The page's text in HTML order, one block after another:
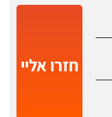
חזרו אליי